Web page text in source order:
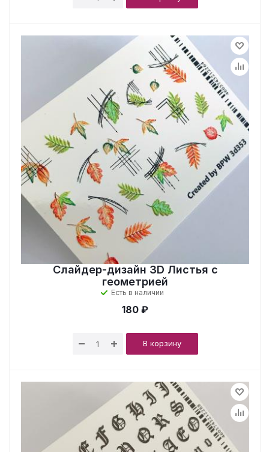
Слайдер-дизайн 3D Листья с
геометрией
Есть в наличии
180 ₽
В корзину